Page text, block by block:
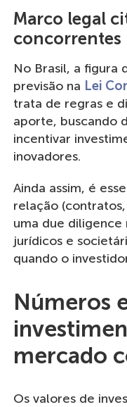
Marco legal
concorrentes
No Brasil, a figura
previsão na Lei
trata de regras e
aporte, buscando
incentivar
inovadores.
Ainda assim, é
relação
uma due diligence
jurídicos e
quando o
Números
mercado
Os valores de